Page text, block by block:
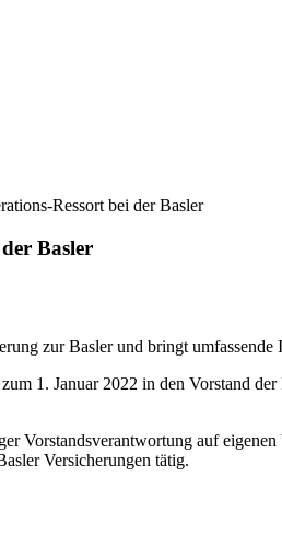
Ressort bei der Basler
Basler
zur Basler und bringt
1. Januar 2022 in den Vorstand
Vorstandsverantwortung auf
Versicherungen tätig.